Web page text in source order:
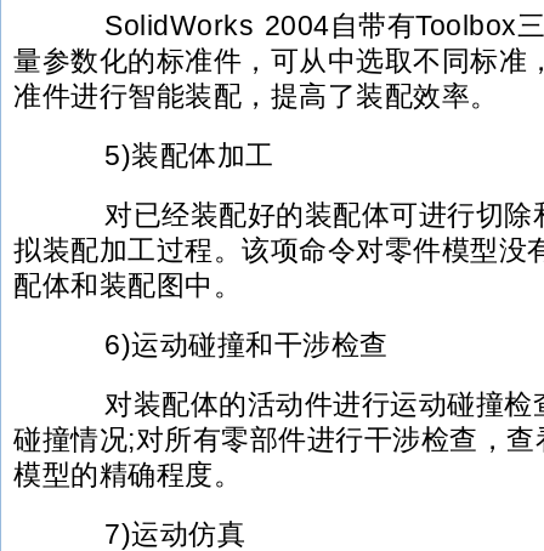
SolidWorks 2004自带有Toolbox三
量参数化的标准件，可从中选取不同标准
准件进行智能装配，提高了装配效率。
5)装配体加工
对已经装配好的装配体可进行切除
拟装配加工过程。该项命令对零件模型没
配体和装配图中。
6)运动碰撞和干涉检查
对装配体的活动件进行运动碰撞检
碰撞情况;对所有零部件进行干涉检查，
模型的精确程度。
7)运动仿真